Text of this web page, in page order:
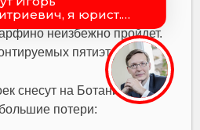
неизбежно пройдет.
пятиэтажек.
снесут на Ботанической.
потери: